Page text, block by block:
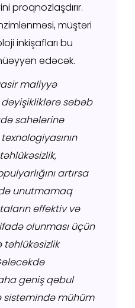
proqnozlaşdırır.
müştəri
inkişafları bu
edəcək.
maliyyə
səbəb
sahələrinə
artırsa
unutmamaq
effektiv və
olunması üçün
geniş qəbul
mühüm